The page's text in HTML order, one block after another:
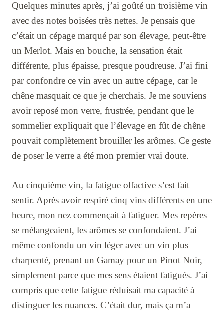
Quelques minutes après, j’ai goûté un troisième vin
avec des notes boisées très nettes. Je pensais que
c’était un cépage marqué par son élevage, peut-être
un Merlot. Mais en bouche, la sensation était
différente, plus épaisse, presque poudreuse. J’ai fini
par confondre ce vin avec un autre cépage, car le
chêne masquait ce que je cherchais. Je me souviens
avoir reposé mon verre, frustrée, pendant que le
sommelier expliquait que l’élevage en fût de chêne
pouvait complètement brouiller les arômes. Ce geste
de poser le verre a été mon premier vrai doute.
Au cinquième vin, la fatigue olfactive s’est fait
sentir. Après avoir respiré cinq vins différents en une
heure, mon nez commençait à fatiguer. Mes repères
se mélangeaient, les arômes se confondaient. J’ai
même confondu un vin léger avec un vin plus
charpenté, prenant un Gamay pour un Pinot Noir,
simplement parce que mes sens étaient fatigués. J’ai
compris que cette fatigue réduisait ma capacité à
distinguer les nuances. C’était dur, mais ça m’a